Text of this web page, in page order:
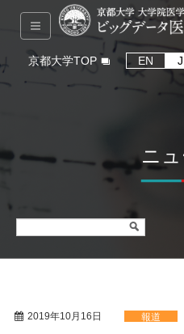
京都大学TOP EN
ニ
2019年10月16日 報道